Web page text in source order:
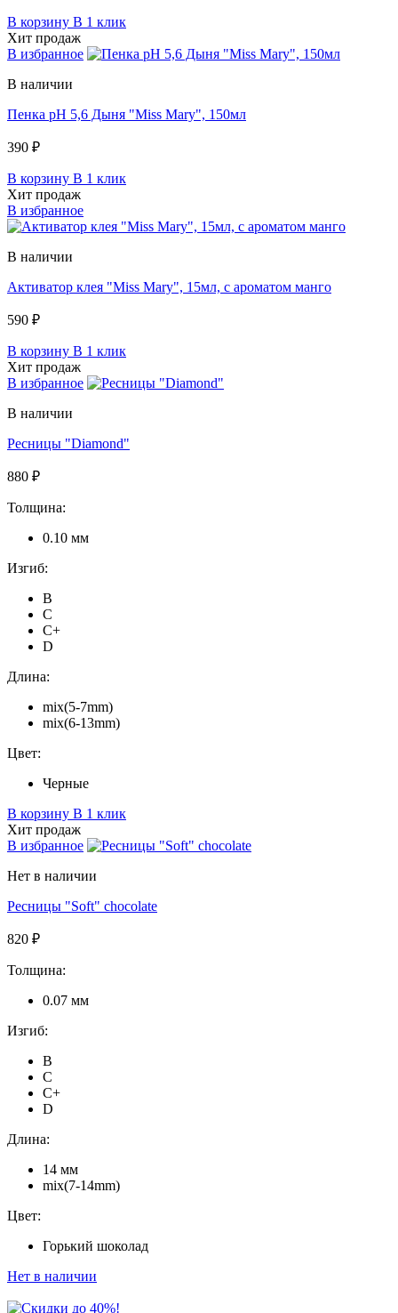
В корзину В 1 клик
Хит продаж
В избранное
В наличии
Пенка pH 5,6 Дыня "Miss Mary", 150мл
390 ₽
В корзину В 1 клик
Хит продаж
В избранное
В наличии
Активатор клея "Miss Mary", 15мл, c ароматом манго
590 ₽
В корзину В 1 клик
Хит продаж
В избранное
В наличии
Ресницы "Diamond"
880 ₽
Толщина:
0.10 мм
Изгиб:
B
C
C+
D
Длина:
mix(5-7mm)
mix(6-13mm)
Цвет:
Черные
В корзину В 1 клик
Хит продаж
В избранное
Нет в наличии
Ресницы "Soft" chocolate
820 ₽
Толщина:
0.07 мм
Изгиб:
B
C
C+
D
Длина:
14 мм
mix(7-14mm)
Цвет:
Горький шоколад
Нет в наличии